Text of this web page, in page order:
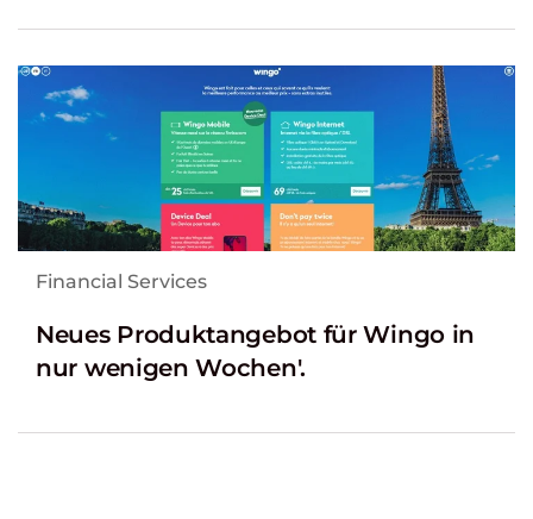
Financial Services
Neues Produktangebot für Wingo in
nur wenigen Wochen'.